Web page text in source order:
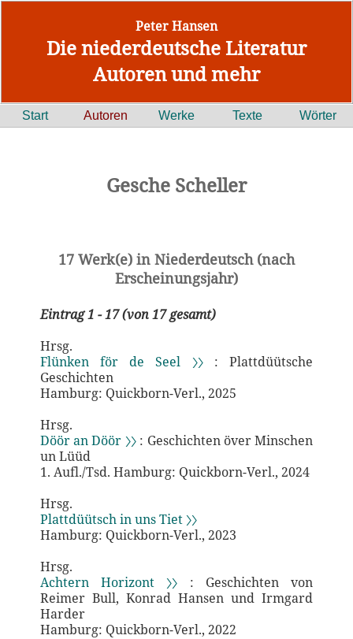
Peter Hansen
Die niederdeutsche Literatur
Autoren und mehr
Start Autoren Werke Texte Wörter
Gesche Scheller
17 Werk(e) in Niederdeutsch (nach
Erscheinungsjahr)
Eintrag 1 - 17 (von 17 gesamt)
Hrsg.
Flünken för de Seel 〉〉: Plattdüütsche
Geschichten
Hamburg: Quickborn-Verl., 2025
Hrsg.
Döör an Döör 〉〉: Geschichten över Minschen
un Lüüd
1. Aufl./Tsd. Hamburg: Quickborn-Verl., 2024
Hrsg.
Plattdüütsch in uns Tiet 〉〉
Hamburg: Quickborn-Verl., 2023
Hrsg.
Achtern Horizont 〉〉 : Geschichten von
Reimer Bull, Konrad Hansen und Irmgard
Harder
Hamburg: Quickborn-Verl., 2022